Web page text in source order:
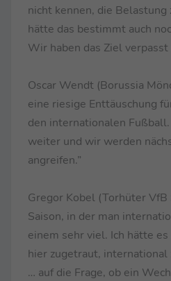
nicht kennen, die Belastung
hätte das bestimmt auch
Wir haben das Ziel
Oscar Wendt (Borussia
eine riesige Enttäuschung
den internationalen
weiter und wir werden
angreifen.”
Gregor Kobel (Torhüter
Saison, in der man
einem sehr viel. Ich hätte
hier zugetraut, international
… auf die Frage, ob ein